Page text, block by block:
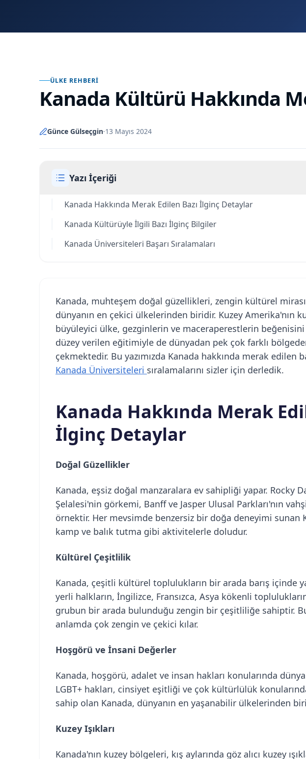
ÜLKE REHBERI
Kanada Kültürü Hakkında
Günce Gülseçgin·13 Mayıs 2024
Yazı İçeriği
Kanada Hakkında Merak Edilen Bazı İlginç Detaylar
Kanada Kültürüyle İlgili Bazı İlginç Bilgiler
Kanada Üniversiteleri Başarı Sıralamaları
Kanada, muhteşem doğal güzellikleri, zengin kültürel
dünyanın en çekici ülkelerinden biridir. Kuzey Amerika'nın
büyüleyici ülke, gezginlerin ve maceraperestlerin
düzey verilen eğitimiyle de dünyadan pek çok farklı
çekmektedir. Bu yazımızda Kanada hakkında merak edilen
Kanada Üniversiteleri sıralamalarını sizler için derledik.
Kanada Hakkında Merak
İlginç Detaylar
Doğal Güzellikler
Kanada, eşsiz doğal manzaralara ev sahipliği yapar. Rocky
Şelalesi'nin görkemi, Banff ve Jasper Ulusal Parkları'nın
örnektir. Her mevsimde benzersiz bir doğa deneyimi sunan
kamp ve balık tutma gibi aktivitelerle doludur.
Kültürel Çeşitlilik
Kanada, çeşitli kültürel toplulukların bir arada barış içinde
yerli halkların, İngilizce, Fransızca, Asya kökenli
grubun bir arada bulunduğu zengin bir çeşitliliğe sahiptir.
anlamda çok zengin ve çekici kılar.
Hoşgörü ve İnsani Değerler
Kanada, hoşgörü, adalet ve insan hakları konularında
LGBT+ hakları, cinsiyet eşitliği ve çok kültürlülük
sahip olan Kanada, dünyanın en yaşanabilir ülkelerinden
Kuzey Işıkları
Kanada'nın kuzey bölgeleri, kış aylarında göz alıcı kuzey